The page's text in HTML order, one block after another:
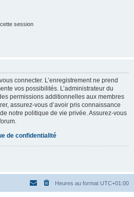
session
connecter. L’enregistrement ne prend
vos possibilités. L’administrateur du
permissions additionnelles aux membres
assurez-vous d’avoir pris connaissance
notre politique de vie privée. Assurez-vous
de confidentialité
Heures au format UTC+01:00